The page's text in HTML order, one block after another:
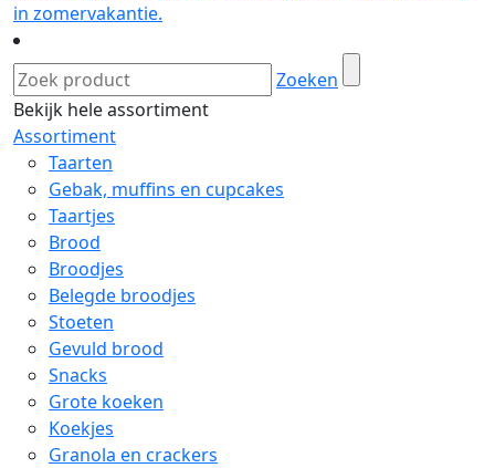
in zomervakantie.
Zoeken
Bekijk hele assortiment
Assortiment
Taarten
Gebak, muffins en cupcakes
Taartjes
Brood
Broodjes
Belegde broodjes
Stoeten
Gevuld brood
Snacks
Grote koeken
Koekjes
Granola en crackers